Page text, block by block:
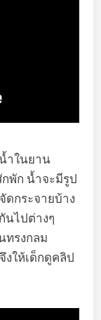
ำในยาน
พัก น้ำจะมีรูป
ดกระจายบ้าง
นไปต่างๆ
ทรงกลม
งให้เด็กดูคลิป